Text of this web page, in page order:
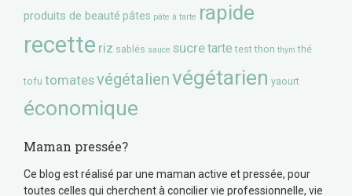
produits de beauté pâtes pâte à tarte rapide
recette riz sablés sauce sucretarte test thon thym thé
tofu tomatesvégétalienvégétarien yaourt
économique
Maman pressée?
Ce blog est réalisé par une maman active et pressée, pour
toutes celles qui cherchent à concilier vie professionnelle, vie